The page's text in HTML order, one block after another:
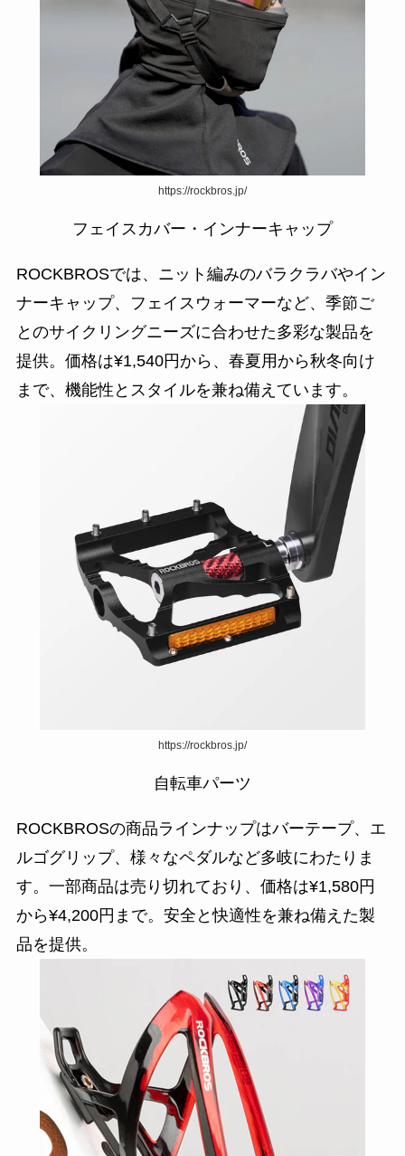
https://rockbros.jp/
フェイスカバー・インナーキャップ
ROCKBROSでは、ニット編みのバラクラバやイン
ナーキャップ、フェイスウォーマーなど、季節ご
とのサイクリングニーズに合わせた多彩な製品を
提供。価格は¥1,540円から、春夏用から秋冬向け
まで、機能性とスタイルを兼ね備えています。
https://rockbros.jp/
自転車パーツ
ROCKBROSの商品ラインナップはバーテープ、エ
ルゴグリップ、様々なペダルなど多岐にわたりま
す。一部商品は売り切れており、価格は¥1,580円
から¥4,200円まで。安全と快適性を兼ね備えた製
品を提供。